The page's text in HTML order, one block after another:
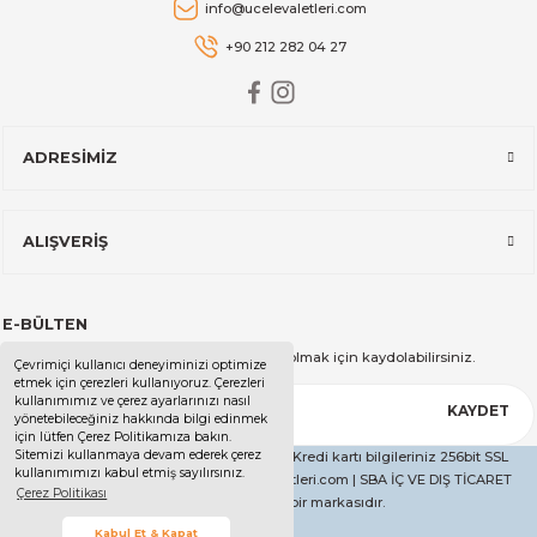
Çevrimiçi kullanıcı deneyiminizi optimize
etmek için çerezleri kullanıyoruz. Çerezleri
kullanımımız ve çerez ayarlarınızı nasıl
yönetebileceğiniz hakkında bilgi edinmek
için lütfen Çerez Politikamıza bakın.
Sitemizi kullanmaya devam ederek çerez
kullanımımızı kabul etmiş sayılırsınız.
Çerez Politikası
Kabul Et & Kapat
Stanley The AeroLight™ Transit Mug | 0.47L | Cranberry
Stanley The All-Day Madeleine Midi Soğutucu Çantası I 14 LT I
14.999,00 TL
info@ucelevaletleri.com
+90 212 282 04 27
ADRESİMİZ
ALIŞVERİŞ
E-BÜLTEN
Kampanya ve duyurularımızdan haberdar olmak için kaydolabilirsiniz.
KAYDET
Copyright 2025 - Tüm Hakları Saklıdır. - Kredi kartı bilgileriniz 256bit SSL
sertifikası ile korunmaktadır. | ucelevaletleri.com | SBA İÇ VE DIŞ TİCARET
LİMİTED ŞİRKETİ'nin bir markasıdır.